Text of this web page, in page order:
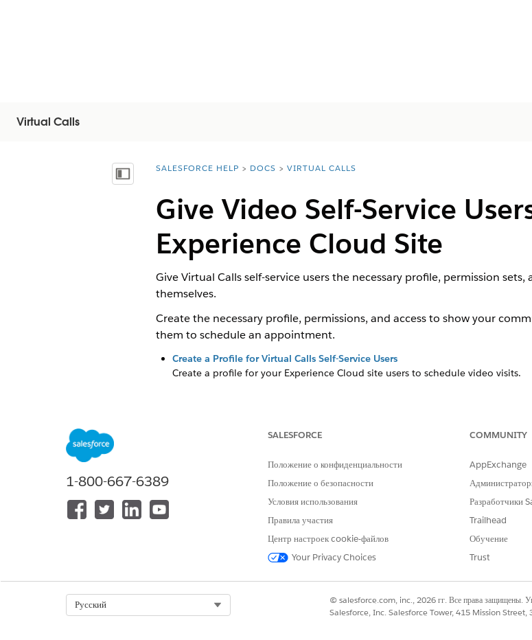
Virtual Calls
Показать содержание
You are here:
SALESFORCE HELP DOCS VIRTUAL CALLS
Give Video Self-Service
Experience Cloud Site
GiveVirtual Callsself-service users the necessary profile, permission
themselves.
Create the necessary profile, permissions, and access to show your
them to schedule an appointment.
Create a Profile for Virtual Calls Self-Service Users
Create a profile for your Experience Cloud site users to schedule video visits.
ЭТА СТАТЬЯ РЕШИЛА ВАШУ ПРОБЛЕМУ?
1-800-667-6389
SALESFORCE
Положение о конфиденциальности
Положение о безопасности
Условия использования
Правила участия
Центр настроек cookie-файлов
Your Privacy Choices
COMMUNITY
AppExchange
Разработчики
Trailhead
Обучение
Trust
Русский
© salesforce.com, inc., 2026 гг. Все права защищены.
Salesforce, Inc. Salesforce Tower, 415 Mission